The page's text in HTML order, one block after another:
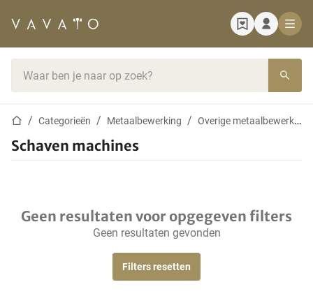
StartpaginaCategorieën Metaalbewerking Overige metaalbewerkingsmachines
Schaven machines
Geen resultaten voor opgegeven filters
Geen resultaten gevonden
Filters resetten